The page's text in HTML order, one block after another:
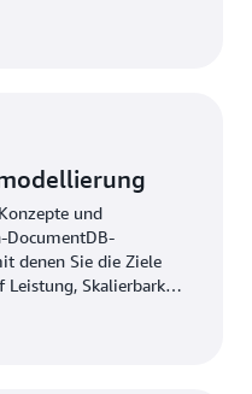
und
DocumentDB-
denen Sie die Ziele
Skalierbarkeit